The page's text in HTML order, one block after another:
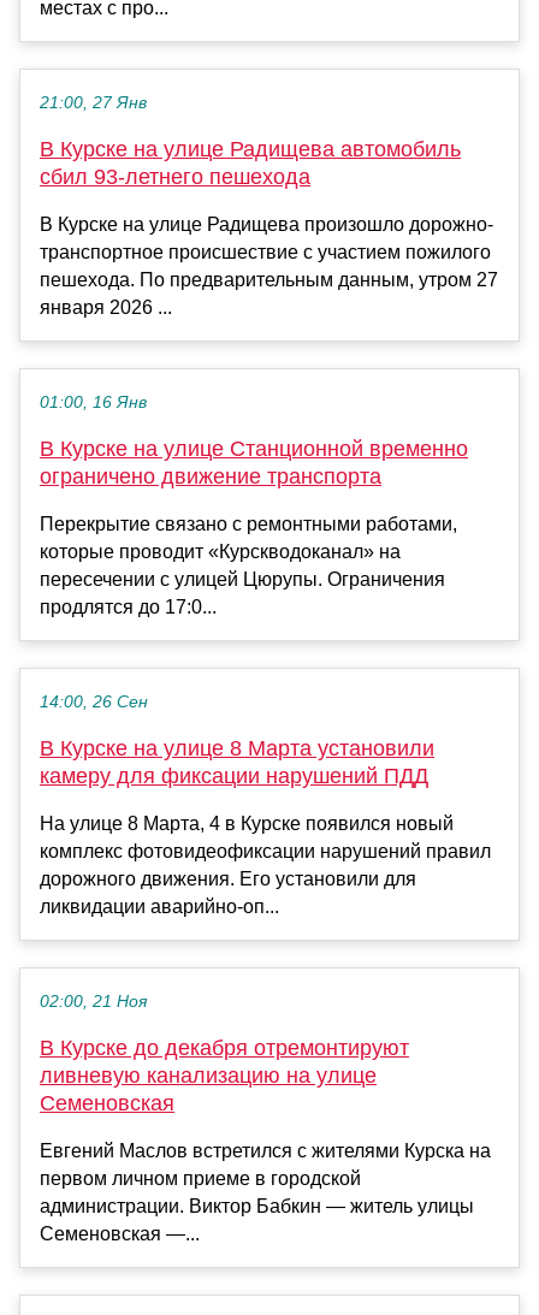
местах с про...
21:00, 27 Янв
В Курске на улице Радищева автомобиль
сбил 93-летнего пешехода
В Курске на улице Радищева произошло дорожно-
транспортное происшествие с участием пожилого
пешехода. По предварительным данным, утром 27
января 2026 ...
01:00, 16 Янв
В Курске на улице Станционной временно
ограничено движение транспорта
Перекрытие связано с ремонтными работами,
которые проводит «Курскводоканал» на
пересечении с улицей Цюрупы. Ограничения
продлятся до 17:0...
14:00, 26 Сен
В Курске на улице 8 Марта установили
камеру для фиксации нарушений ПДД
На улице 8 Марта, 4 в Курске появился новый
комплекс фотовидеофиксации нарушений правил
дорожного движения. Его установили для
ликвидации аварийно-оп...
02:00, 21 Ноя
В Курске до декабря отремонтируют
ливневую канализацию на улице
Семеновская
Евгений Маслов встретился с жителями Курска на
первом личном приеме в городской
администрации. Виктор Бабкин — житель улицы
Семеновская —...